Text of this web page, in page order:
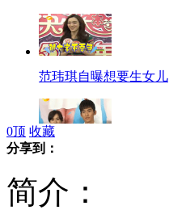
范玮琪自曝想要生女儿
0顶 收藏
分享到：
简介：